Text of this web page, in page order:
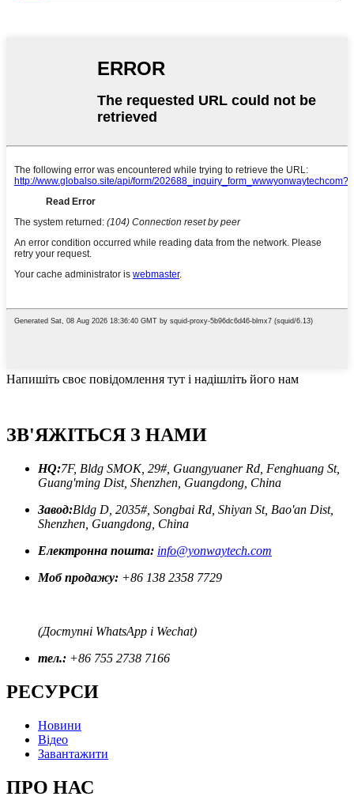
Напишіть своє повідомлення тут і надішліть його нам
ЗВ'ЯЖІТЬСЯ З НАМИ
HQ:7F, Bldg SMOK, 29#, Guangyuaner Rd, Fenghuang St,
Guang'ming Dist, Shenzhen, Guangdong, China
Завод:Bldg D, 2035#, Songbai Rd, Shiyan St, Bao'an Dist,
Shenzhen, Guangdong, China
Електронна пошта: info@yonwaytech.com
Моб продажу: +86 138 2358 7729
(Доступні WhatsApp і Wechat)
тел.: +86 755 2738 7166
РЕСУРСИ
Новини
Відео
Завантажити
ПРО НАС